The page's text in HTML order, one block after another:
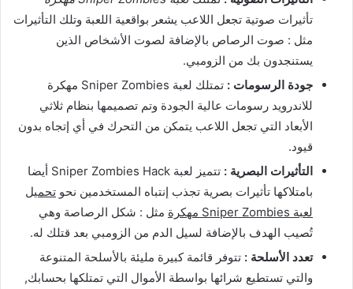
تأثيرات صوتية تجعل اللاعب يشعر بواقعية اللعبة وتلك التأثيرات
مثل : صوت الرصاص بالإضافة لصوت الأشخاص الذين
يستنجدون بك من الزومبي.
جودة الرسومات :
تمتلك لعبة Sniper Zombies مهكرة
للاندرويد رسومات عالية الجودة وتم تصميمها بنظام ثلاثي
الأبعاد التي تجعل اللاعب يتمكن من التحرك في أي إتجاه بدون
قيود.
التأثيرات البصرية :
تتميز لعبة Sniper Zombies Hack أيضا
بامتلاكها تأثيرات بصرية تجذب إنتباه المستخدمين نحو تحميل
لعبة Sniper Zombies مهكرة
مثل : شكل الرصاصة وهي
تُصيب الهدف بالإضافة لسيل الدم من الزومبي بعد قتلك له.
تعدد الأسلحة : تتوفر قائمة كبيرة مليئة بالأسلحة المتنوعة
والتي تستطيع شرائها بواسطة الأموال التي تمتلكها بحسابك,